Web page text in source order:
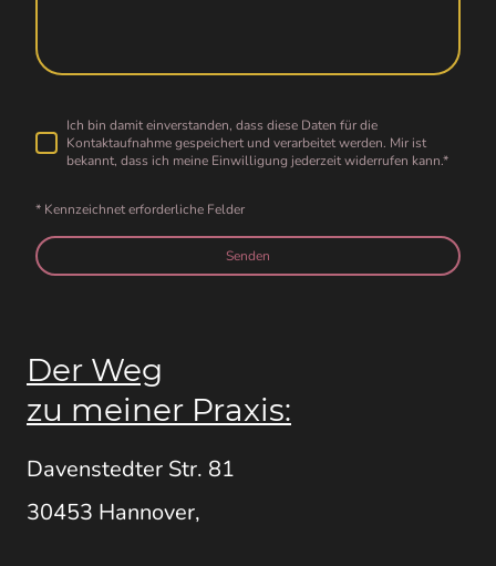
Ich bin damit einverstanden, dass diese Daten für die
Kontaktaufnahme gespeichert und verarbeitet werden. Mir ist
bekannt, dass ich meine Einwilligung jederzeit widerrufen kann.*
* Kennzeichnet erforderliche Felder
Senden
Der Weg
zu meiner Praxis:
Davenstedter Str. 81
30453 Hannover,